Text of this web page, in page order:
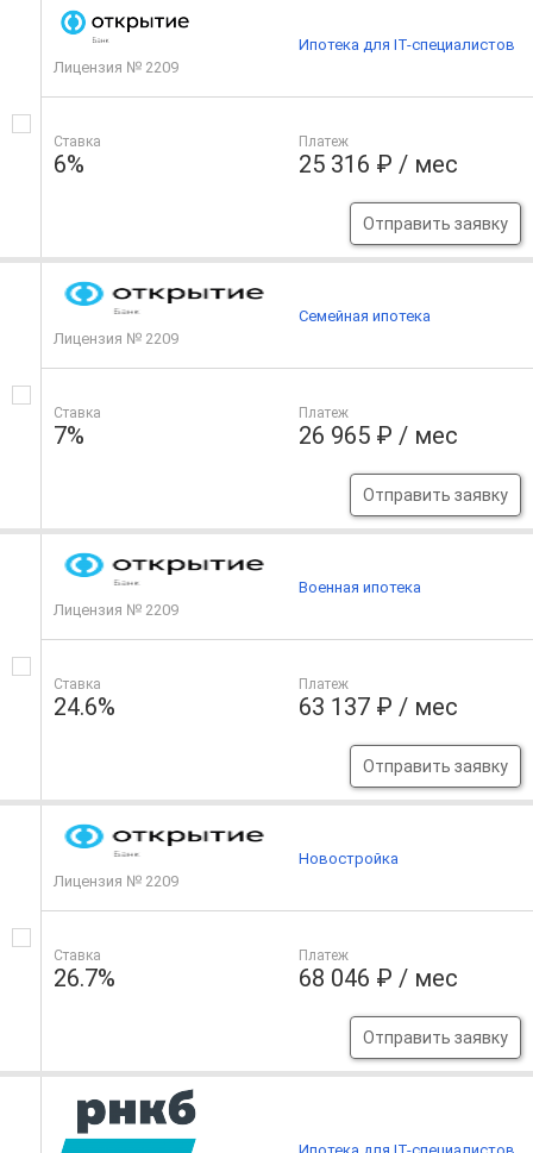
Лицензия № 2209
Ставка
6%
Платеж
25 316 ₽ / мес
Отправить заявку
Ипотека для IT-специалистов
Лицензия № 2209
Ставка
7%
Платеж
26 965 ₽ / мес
Отправить заявку
Семейная ипотека
Лицензия № 2209
Ставка
24.6%
Платеж
63 137 ₽ / мес
Отправить заявку
Военная ипотека
Лицензия № 2209
Ставка
26.7%
Платеж
68 046 ₽ / мес
Отправить заявку
Новостройка
Ипотека для IT-специалистов